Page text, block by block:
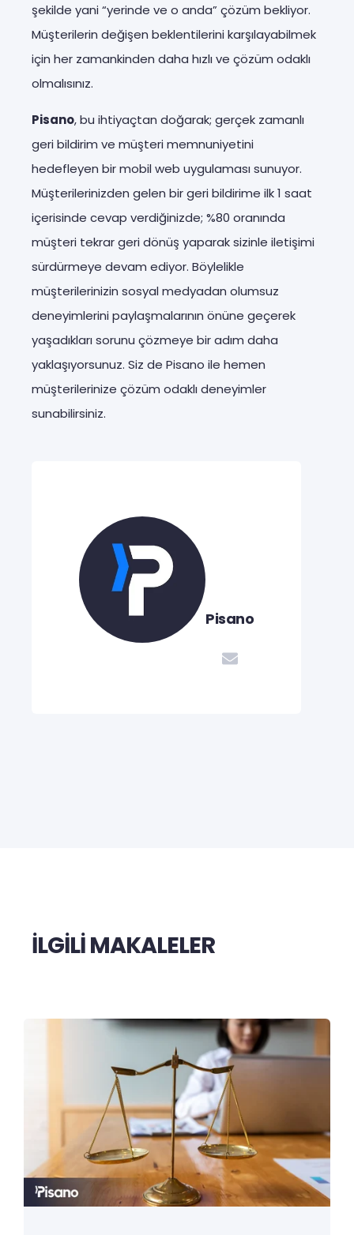
şekilde yani “yerinde ve o anda” çözüm bekliyor.
Müşterilerin değişen beklentilerini karşılayabilmek
için her zamankinden daha hızlı ve çözüm odaklı
olmalısınız.
Pisano, bu ihtiyaçtan doğarak; gerçek zamanlı
geri bildirim ve müşteri memnuniyetini
hedefleyen bir mobil web uygulaması sunuyor.
Müşterilerinizden gelen bir geri bildirime ilk 1 saat
içerisinde cevap verdiğinizde; %80 oranında
müşteri tekrar geri dönüş yaparak sizinle iletişimi
sürdürmeye devam ediyor. Böylelikle
müşterilerinizin sosyal medyadan olumsuz
deneyimlerini paylaşmalarının önüne geçerek
yaşadıkları sorunu çözmeye bir adım daha
yaklaşıyorsunuz. Siz de Pisano ile hemen
müşterilerinize çözüm odaklı deneyimler
sunabilirsiniz.
Pisano
İLGİLİ MAKALELER